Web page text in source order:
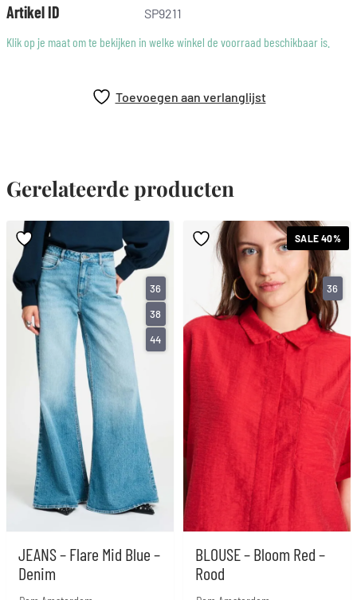
Artikel ID
SP9211
Klik op je maat om te bekijken in welke winkel de voorraad beschikbaar is.
Toevoegen aan verlanglijst
Gerelateerde producten
JEANS – Flare Mid Blue –
Denim
36
38
44
SALE 40%
BLOUSE – Bloom Red –
Rood
36